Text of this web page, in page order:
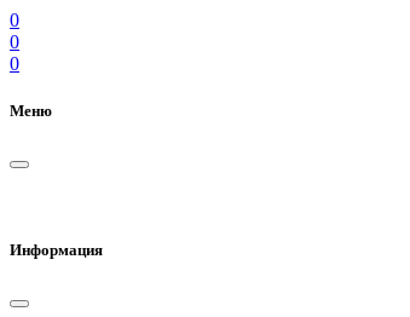
0
0
0
Меню
Информация